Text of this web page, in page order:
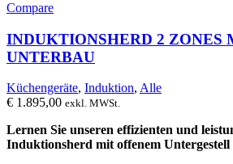
Compare
INDUKTIONSHERD 2 ZONES
UNTERBAU
Küchengeräte, Induktion, Alle
€ 1.895,00 exkl. MWSt.
Lernen Sie unseren effizienten und
Induktionsherd mit offenem Untergestell